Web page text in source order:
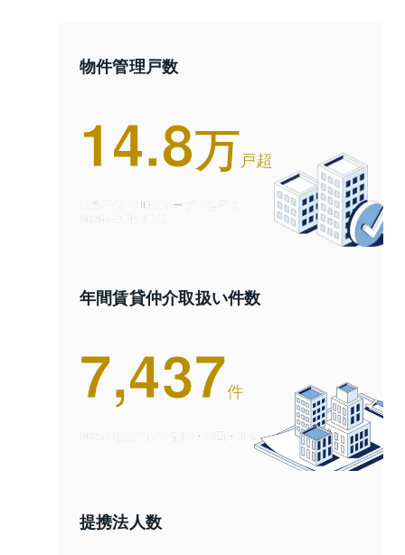
物件管理戸数
14.8万戸超
東急不動産HDグループ管理戸数
2026年3月末時点
年間賃貸仲介取扱い件数
7,437件
2025年度 実績／首都圏・関西・仙台
提携法人数